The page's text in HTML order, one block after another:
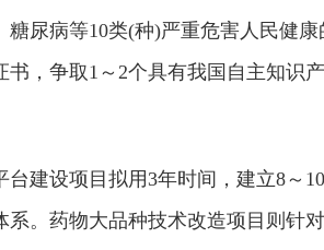
糖尿病等10类(种)严重危害人民健
书，争取1～2个具有我国自主知识
设项目拟用3年时间，建立8～10
系。药物大品种技术改造项目则针